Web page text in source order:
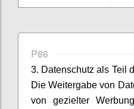
P86
3. Datenschutz als Teil
Die Weitergabe von
von gezielter